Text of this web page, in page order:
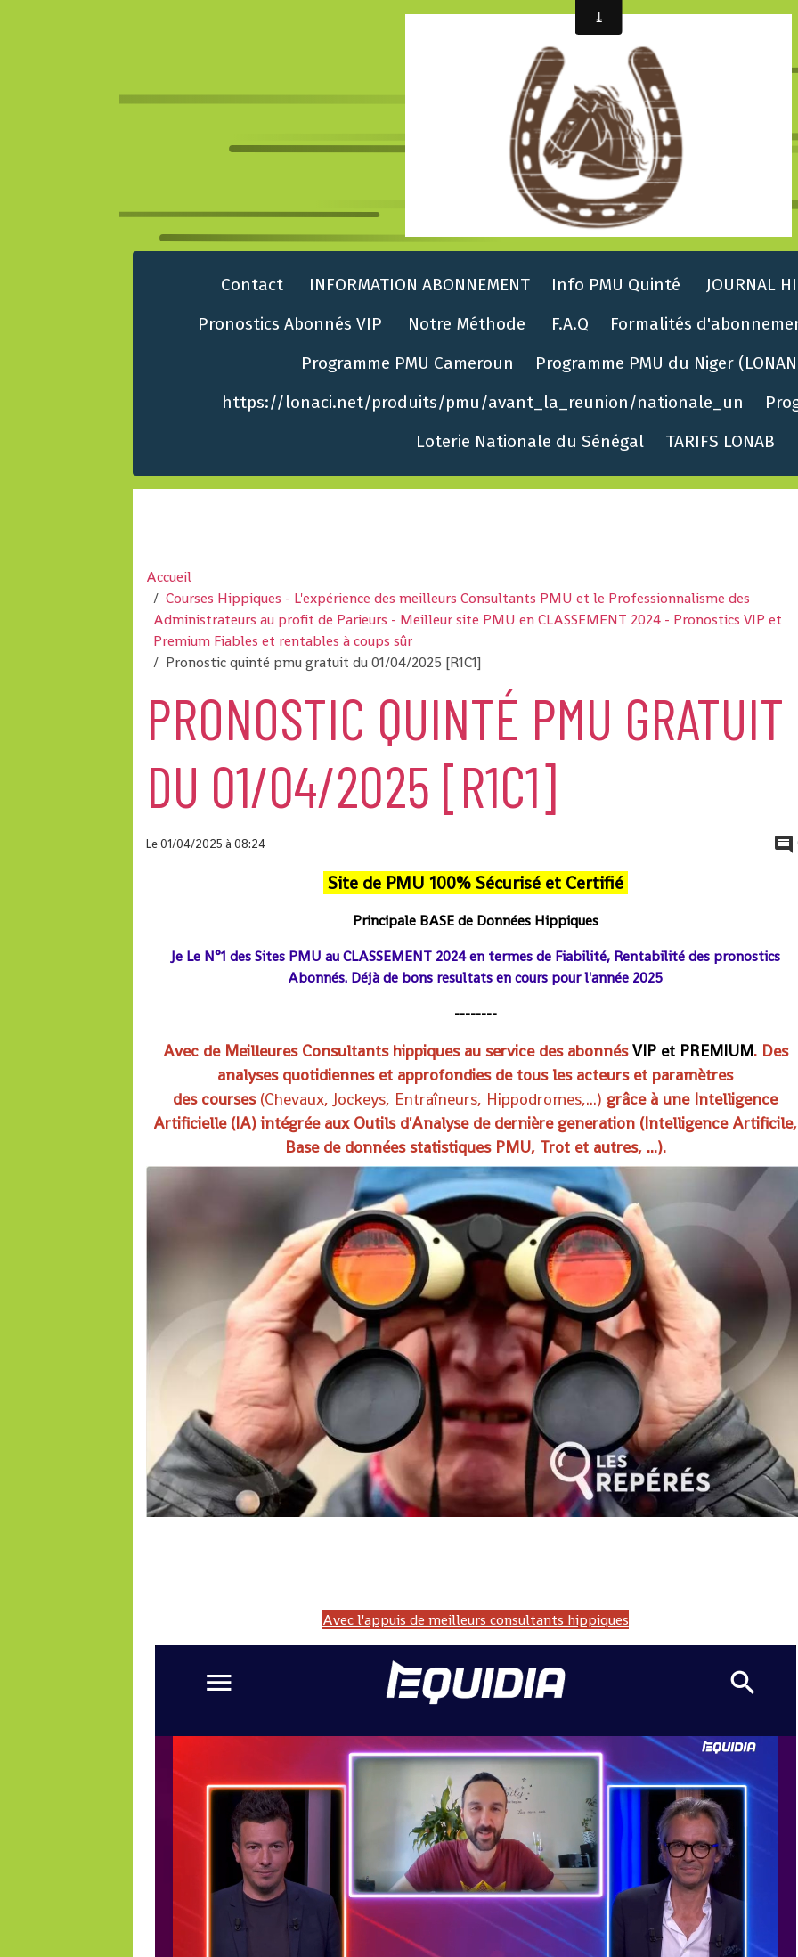
Contact INFORMATION ABONNEMENT Info PMU Quinté
JOURNAL
Pronostics Abonnés VIP
Notre Méthode F.A.Q
Formalités
Programme PMU Cameroun
Programme PMU du Niger
https://lonaci.net/produits/pmu/avant_la_reunion/nationale_un
Loterie Nationale du Sénégal
TARIFS LONAB
Accueil
Courses Hippiques - L'expérience des meilleurs Consultants PMU et le Professionnalisme des
Administrateurs au profit de Parieurs - Meilleur site PMU en CLASSEMENT 2024 - Pronostics VIP et
Premium Fiables et rentables à coups sûr
Pronostic quinté pmu gratuit du 01/04/2025 [R1C1]
PRONOSTIC QUINTÉ PMU GRATUIT
DU 01/04/2025 [R1C1]
Le 01/04/2025à 08:24
Site de PMU 100% Sécurisé et Certifié
Principale BASE de Données Hippiques
Je Le N°1 des Sites PMU au CLASSEMENT 2024 en termes de Fiabilité, Rentabilité des pronostics
Abonnés. Déjà de bons resultats en cours pour l'année 2025
--------
Avec de Meilleures Consultants hippiques au service des abonnésVIP et PREMIUM. Des
analyses quotidiennes et approfondies de tous les acteurs et paramètres
des courses (Chevaux, Jockeys, Entraîneurs, Hippodromes,...) grâce à une Intelligence
Artificielle (IA) intégrée aux Outils d'Analyse de dernière generation (Intelligence Artificile,
Base de données statistiques PMU, Trot et autres, ...).
Avec l'appuis de meilleurs consultants hippiques